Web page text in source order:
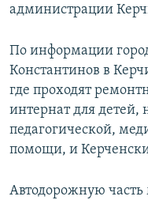
администрации
По информации
Константинов в
где проходят
интернат для
педагогической,
помощи, и
Автодорожную часть